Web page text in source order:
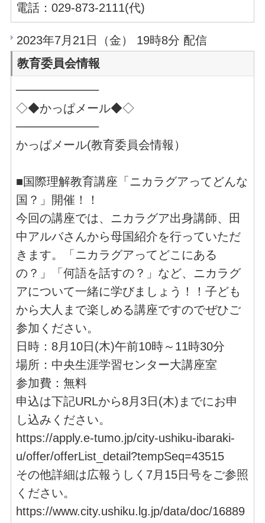
電話：029-873-2111(代)
2023年7月21日（金） 19時8分 配信
教育委員会情報
──────────
◇◆かっぱメール◆◇
──────────
かっぱメール(教育委員会情報）
■国際理解教育講座「ニカラグアってどんな
国？」開催！！
今回の講座では、ニカラグア出身講師、田
中アルバさんから母国紹介を行っていただ
きます。「ニカラグアってどこにある
の？」「何語を話すの？」など、ニカラグ
アについて一緒に学びましょう！！子ども
から大人まで楽しめる講座ですのでぜひご
参加ください。
日時：8月10日(木)午前10時～11時30分
場所：中央生涯学習センター大講座室
参加費：無料
申込は下記URLから8月3日(木)までにお申
し込みください。
https://apply.e-tumo.jp/city-ushiku-ibaraki-
u/offer/offerList_detail?tempSeq=43515
その他詳細は広報うしく7月15日号をご参照
ください。
https://www.city.ushiku.lg.jp/data/doc/16889